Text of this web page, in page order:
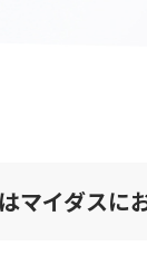
マイダスに